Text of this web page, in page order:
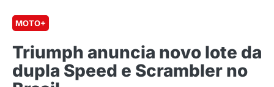
MOTO+
Triumph anuncia novo lote da
dupla Speed e Scrambler no